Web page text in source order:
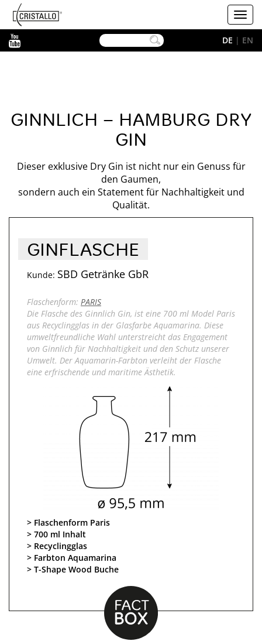
Cristallo
DE | EN
GINNLICH – HAMBURG DRY
GIN
Dieser exklusive Dry Gin ist nicht nur ein Genuss für
den Gaumen,
sondern auch ein Statement für Nachhaltigkeit und
Qualität.
GINFLASCHE
Kunde: SBD Getränke GbR
Flaschenform: PARIS
Die Flasche des Ginnlich Gin, ist eine 700 ml Model Paris
aus Recyclingglas in der Glasfarbe Aquamarina. Diese
umweltfreundliche Wahl unterstreicht das Engagement
von Ginnlich für Nachhaltigkeit und den Schutz unserer
Umwelt. Der Aquamarin-Farbton verleiht der Flasche
eine erfrischende und maritime Ästhetik.
Flaschenform Paris
700 ml Inhalt
Recyclingglas
Farbton Aquamarina
T-Shape Wood Buche